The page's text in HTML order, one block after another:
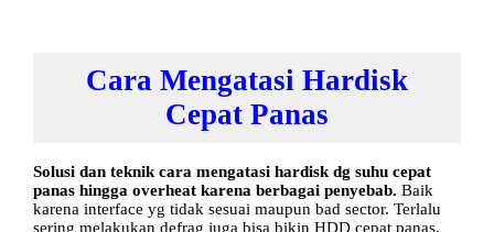
Cara Mengatasi Hardisk
Cepat Panas
Solusi dan teknik cara mengatasi hardisk dg suhu cepat
panas hingga overheat karena berbagai penyebab. Baik
karena interface yg tidak sesuai maupun bad sector. Terlalu
sering melakukan defrag juga bisa bikin HDD cepat panas.